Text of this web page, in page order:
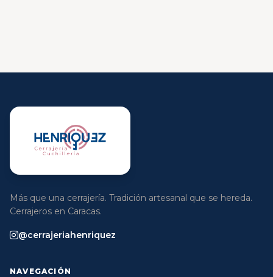
Más que una cerrajería. Tradición artesanal que se hereda.
Cerrajeros en Caracas.
@cerrajeriahenriquez
NAVEGACIÓN